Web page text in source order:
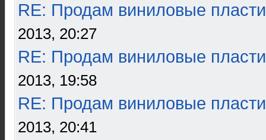
RE: Продам виниловые
2013, 20:27
RE: Продам виниловые
2013, 19:58
RE: Продам виниловые
2013, 20:41